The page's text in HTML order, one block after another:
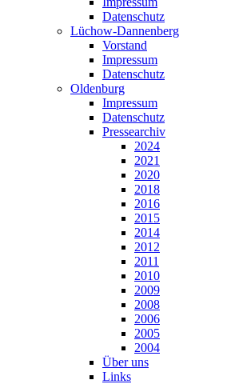
Datenschutz
Lüchow-Dannenberg
Vorstand
Impressum
Datenschutz
Oldenburg
Impressum
Datenschutz
Pressearchiv
2024
2021
2020
2018
2016
2015
2014
2012
2011
2010
2009
2008
2006
2005
2004
Über uns
Links